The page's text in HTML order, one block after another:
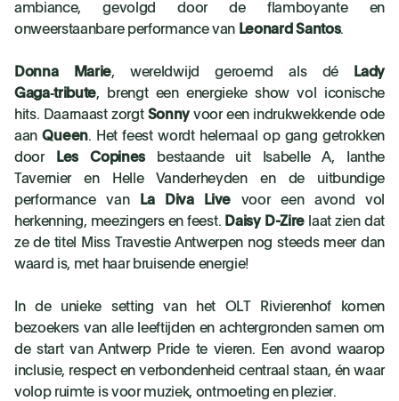
ambiance, gevolgd door de flamboyante en
onweerstaanbare performance van Leonard Santos.
Donna Marie, wereldwijd geroemd als dé
Lady
Gaga‑tribute, brengt een energieke show vol iconische
hits. Daarnaast zorgt Sonnyvoor een indrukwekkende ode
aanQueen. Het feest wordt helemaal op gang getrokken
door
Les Copinesbestaande uit Isabelle A, Ianthe
Tavernier en Helle Vanderheyden en de uitbundige
performance van
La Diva Live voor een avond vol
herkenning, meezingers en feest. Daisy D-Zire laat zien dat
ze de titel Miss Travestie Antwerpen nog steeds meer dan
waard is, met haar bruisende energie!
In de unieke setting van het OLT Rivierenhof komen
bezoekers van alle leeftijden en achtergronden samen om
de start van Antwerp Pride te vieren. Een avond waarop
inclusie, respect en verbondenheid centraal staan, én waar
volop ruimte is voor muziek, ontmoeting en plezier.